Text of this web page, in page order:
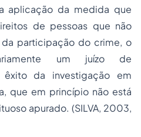
aplicação da medida que
de pessoas que não
participação do crime, o
um juízo de
da investigação em
que em princípio não está
apurado. (SILVA, 2003,